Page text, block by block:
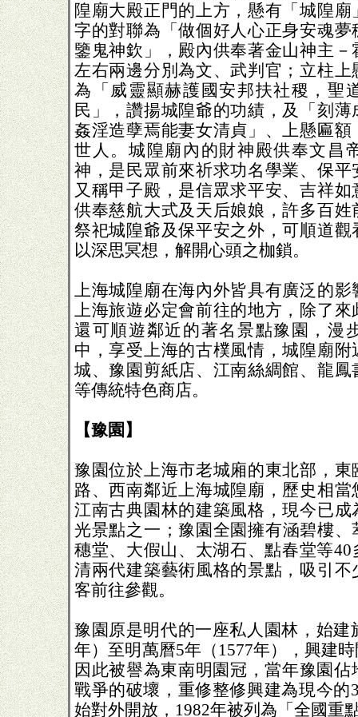
隍廟大殿正門的上方，懸有「城隍
字的對聯為「做個好人心正身安魂
鑒鬼神欽」，殿內供奉著金山神主
左右兩邊分別為文、武判官；立柱
為「威靈顯赫護國安邦扶社稷，聖
民」，讚揚城隍爺的功績，及「刻
姦淫造孽焉能妻女清貞」、上懸匾
世人。城隍廟內的財神殿供奉文昌
神，是民眾前來祈求功名學業、保
又稱甲子殿，是信眾求平安、吉祥
供奉慈航大式及天后娘娘，許多百
祭祀城隍爺及保平安之外，可順道
以深思冥想，解開心頭之枷鎖。
上海城隍廟在海內外皆具有廣泛的
上海旅遊必定會前往的地方，除了
還可順遊鄰近的著名景點豫園，漫
中，享受上海的古樸風情，城隍廟
城、豫園剪紙店、江南絲綢館、龍
等傳統特色商店。
【豫園】
豫園位於上海市老城廂的東北部，
路、西南鄰近上海城隍廟，歷史相
江南古典園林的建築風格，現今已
光景點之一；豫園全園擁有涵碧樓
穗堂、大假山、太湖石、點春堂等
清兩代建築藝術風格的景點，吸引
客前往參觀。
豫園原是明代的一座私人園林，始建
年）至明萬曆5年（1577年），興建
因此被譽為東南明園冠，當年豫園
戰爭的破壞，重修整修興建為現今的
始對外開放，1982年被列為「全國重